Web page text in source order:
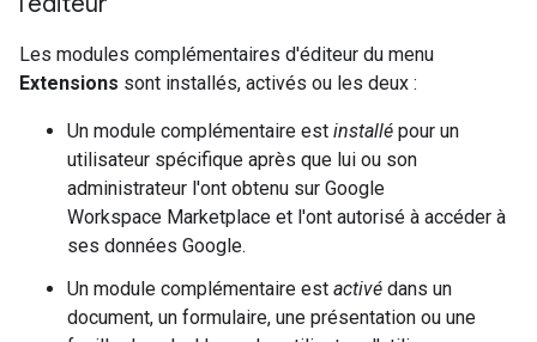
Les modules complémentaires d'éditeur du menu
Extensions sont installés, activés ou les deux :
Un module complémentaire est installé pour un
utilisateur spécifique après que lui ou son
administrateur l'ont obtenu sur Google
Workspace Marketplace et l'ont autorisé à accéder à
ses données Google.
Un module complémentaire est activé dans un
document, un formulaire, une présentation ou une